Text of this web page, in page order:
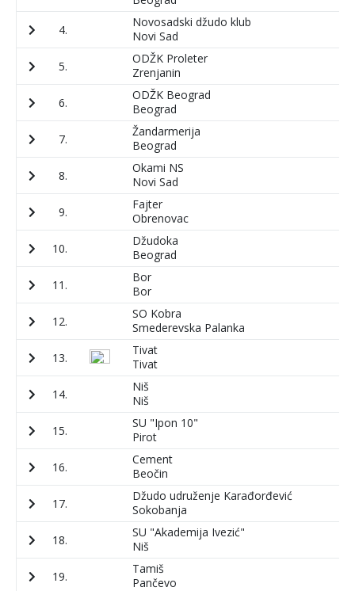
4.
Novosadski džudo klub
Novi Sad
5.
ODŽK Proleter
Zrenjanin
6.
ODŽK Beograd
Beograd
7.
Žandarmerija
Beograd
8.
Okami NS
Novi Sad
9.
Fajter
Obrenovac
10.
Džudoka
Beograd
11.
Bor
Bor
12.
SO Kobra
Smederevska Palanka
13.
Tivat
Tivat
14.
Niš
Niš
15.
SU "Ipon 10"
Pirot
16.
Cement
Beočin
17.
Džudo udruženje Karađorđević
Sokobanja
18.
SU "Akademija Ivezić"
Niš
19.
Tamiš
Pančevo